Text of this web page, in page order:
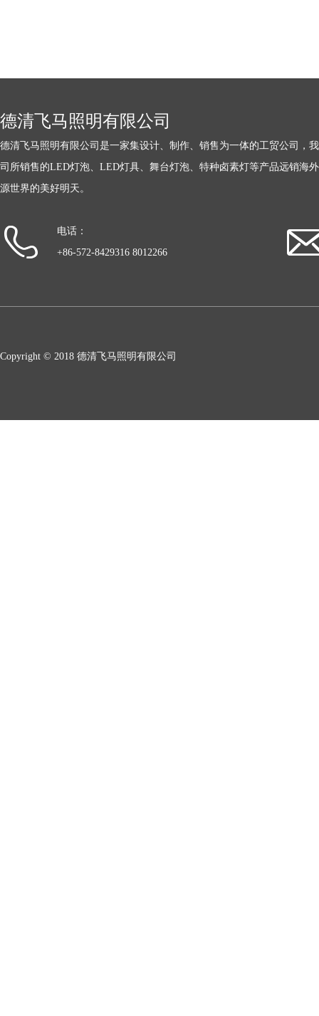
德清飞马照明有限公司
德清飞马照明有限公司是一家集设计、制作、销售为一体的工贸公司，
司所销售的LED灯泡、LED灯具、舞台灯泡、特种卤素灯等产品远销海
源世界的美好明天。
电话：
+86-572-8429316 8012266
Copyright © 2018 德清飞马照明有限公司